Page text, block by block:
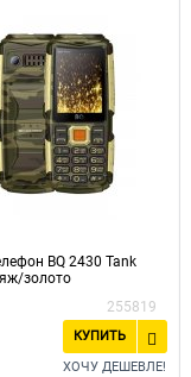
BQ 2430 Tank
золото
255819
КУПИТЬ
ХОЧУ ДЕШЕВЛЕ!